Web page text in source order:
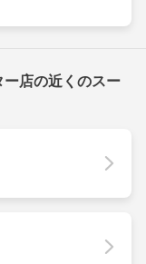
ー店の近くのスー